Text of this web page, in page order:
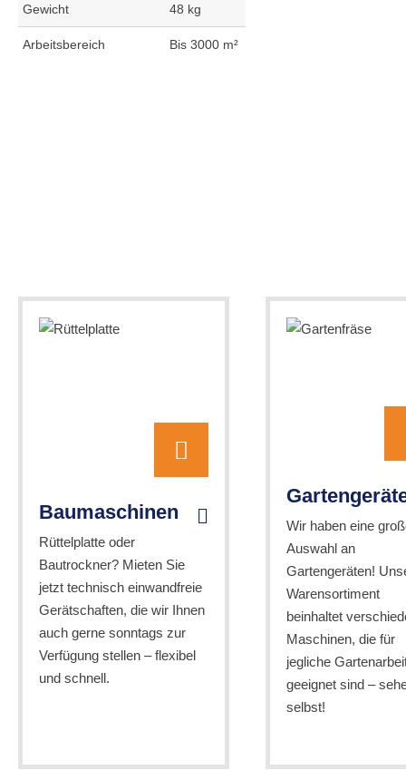
Gewicht 48 kg
Arbeitsbereich Bis 3000 m²
Baumaschinen
Rüttelplatte oder
Bautrockner? Mieten Sie
jetzt technisch einwandfreie
Gerätschaften, die wir Ihnen
auch gerne sonntags zur
Verfügung stellen – flexibel
und schnell.
Wir haben eine
Auswahl an
Gartengeräten!
Warensortiment
beinhaltet
Maschinen, die für
jegliche
geeignet sind –
selbst!